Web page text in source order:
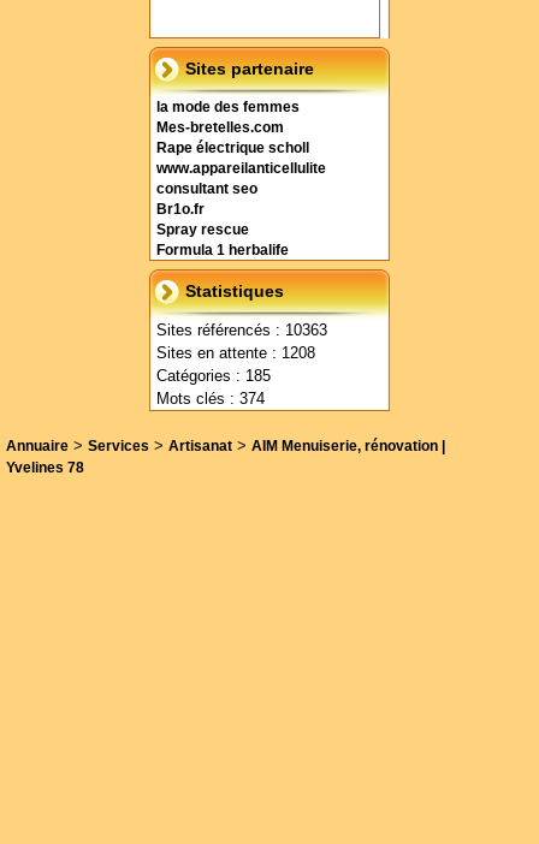
Sites partenaire
la mode des femmes
Mes-bretelles.com
Rape électrique scholl
www.appareilanticellulite
consultant seo
Br1o.fr
Spray rescue
Formula 1 herbalife
Statistiques
Sites référencés : 10363
Sites en attente : 1208
Catégories : 185
Mots clés : 374
Annuaire > Services > Artisanat > AIM Menuiserie, rénovation |
Yvelines 78